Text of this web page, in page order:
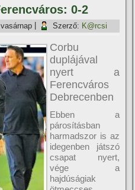
0-2
Szerző: K@rcsi
Corbu
duplájával
nyert a
Ferencváros
Debrecenben
Ebben a
párosításban
harmadszor is az
idegenben játszó
csapat nyert,
vége a
hajdúságiak